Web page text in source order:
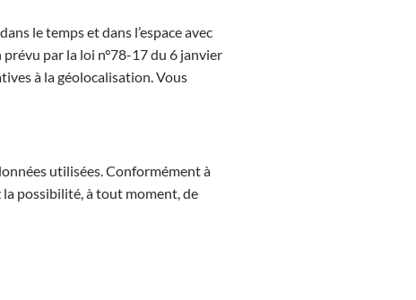
le temps et dans l’espace avec
par la loi n°78-17 du 6 janvier
à la géolocalisation. Vous
utilisées. Conformément à
possibilité, à tout moment, de